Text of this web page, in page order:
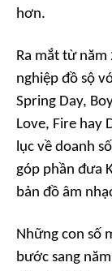
hơn.
Ra mắt từ năm
nghiệp đồ sộ
Spring Day,
Love, Fire hay
lục về doanh
góp phần đưa
bản đồ âm
Những con số
bước sang